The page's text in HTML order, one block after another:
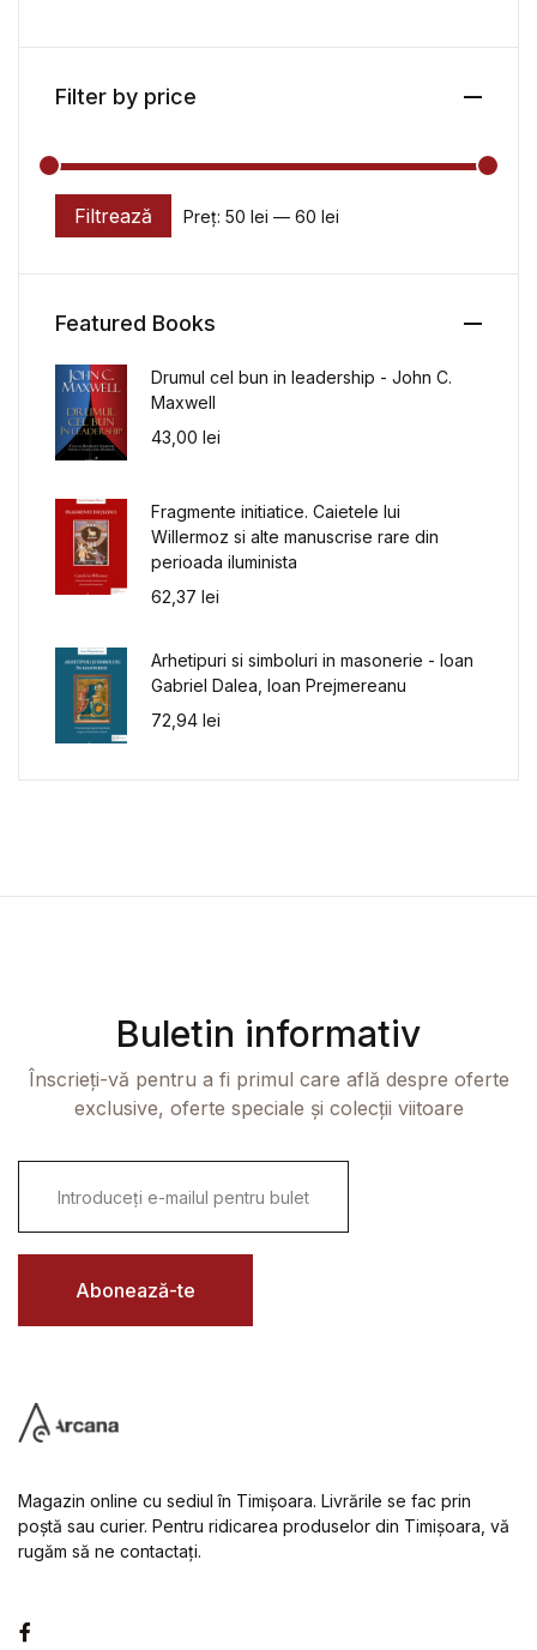
Filter by price
Preț minim
Preț maxim
Filtrează Preț: 50 lei — 60 lei
Featured Books
Drumul cel bun in leadership - John C.
Maxwell
43,00 lei
Fragmente initiatice. Caietele lui
Willermoz si alte manuscrise rare din
perioada iluminista
62,37 lei
Arhetipuri si simboluri in masonerie - Ioan
Gabriel Dalea, Ioan Prejmereanu
72,94 lei
Buletin informativ
Înscrieți-vă pentru a fi primul care află despre oferte
exclusive, oferte speciale și colecții viitoare
i
l
Abonează-te
Magazin online cu sediul în Timișoara. Livrările se fac prin
poștă sau curier. Pentru ridicarea produselor din Timișoara, vă
rugăm să ne contactați.